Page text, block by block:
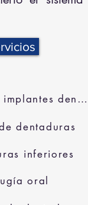
Más sobre implantes dentales
dentaduras
inferiores
oral